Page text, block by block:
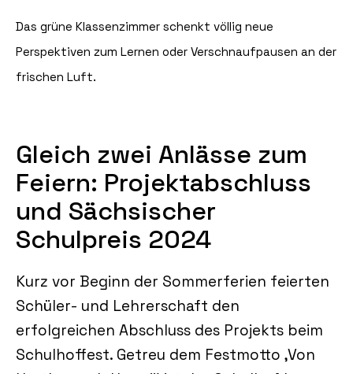
Das grüne Klassenzimmer schenkt völlig neue
Perspektiven zum Lernen oder Verschnaufpausen an der
frischen Luft.
Gleich zwei Anlässe zum
Feiern: Projektabschluss
und Sächsischer
Schulpreis 2024
Kurz vor Beginn der Sommerferien feierten
Schüler- und Lehrerschaft den
erfolgreichen Abschluss des Projekts beim
Schulhoffest. Getreu dem Festmotto ‚Von